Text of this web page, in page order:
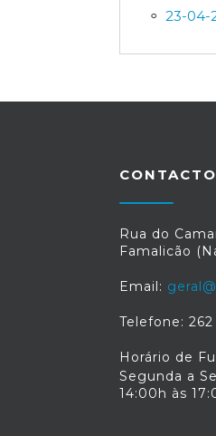
23-04-
Rua do
Famalicão
Email:
Telefone: 262
Horário de
Segunda a
14:00h às